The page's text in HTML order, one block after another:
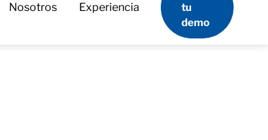
Nosotros Experiencia
tu
demo